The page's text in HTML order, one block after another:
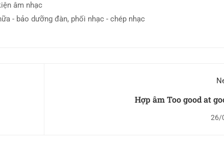
âm nhạc
- bảo dưỡng đàn, phối nhạc - chép nhạc
Hợp âm Too good at
26/